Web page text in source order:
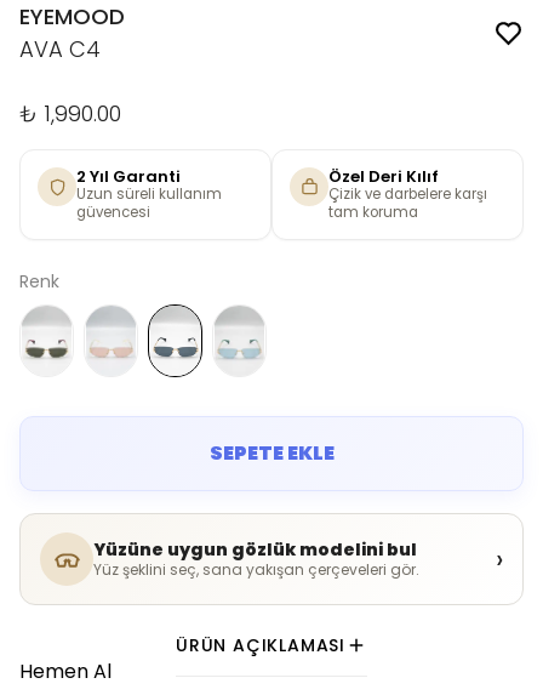
EYEMOOD
AVA C4
₺ 1,990.00
2 Yıl Garanti
Uzun süreli kullanım
güvencesi
Özel Deri Kılıf
Çizik ve darbelere karşı
tam koruma
Renk
SEPETE EKLE
Yüzüne uygun gözlük modelini bul
Yüz şeklini seç, sana yakışan çerçeveleri gör. ›
Hemen Al
ÜRÜN AÇIKLAMASI